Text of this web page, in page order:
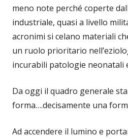
meno note perché coperte
industriale, quasi a livello
acronimi si celano materiali
un ruolo prioritario
incurabili patologie neonatali
Da oggi il quadro generale
forma….decisamente una
Ad accendere il lumino e